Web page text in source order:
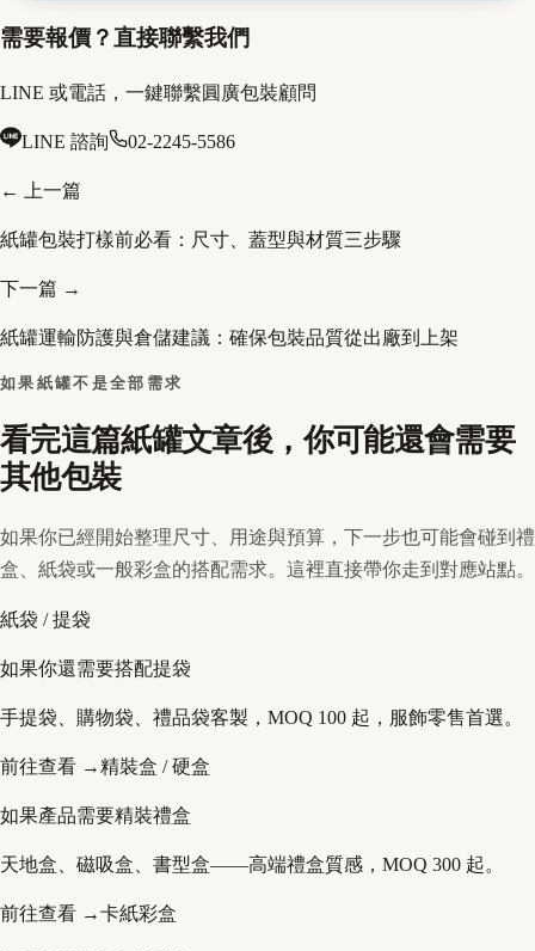
需要報價？直接聯繫我們
LINE 或電話，一鍵聯繫圓廣包裝顧問
LINE 諮詢 02-2245-5586
← 上一篇
紙罐包裝打樣前必看：尺寸、蓋型與材質三步驟
下一篇 →
紙罐運輸防護與倉儲建議：確保包裝品質從出廠到上架
如果紙罐不是全部需求
看完這篇紙罐文章後，你可能還會需要
其他包裝
如果你已經開始整理尺寸、用途與預算，下一步也可能會碰到禮
盒、紙袋或一般彩盒的搭配需求。這裡直接帶你走到對應站點。
紙袋 / 提袋
如果你還需要搭配提袋
手提袋、購物袋、禮品袋客製，MOQ 100 起，服飾零售首選。
前往查看 →精裝盒 / 硬盒
如果產品需要精裝禮盒
天地盒、磁吸盒、書型盒——高端禮盒質感，MOQ 300 起。
前往查看 →卡紙彩盒